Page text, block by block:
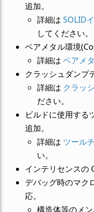
追加。
詳細は SOLID
してください。
ベアメタル環境
詳細は ベアメ
クラッシュダンプ
詳細は クラッ
ださい。
ビルドに使用する
追加。
詳細は ツール
い。
インテリセンスの
デバッグ時のマク
応。
構造体等のメ